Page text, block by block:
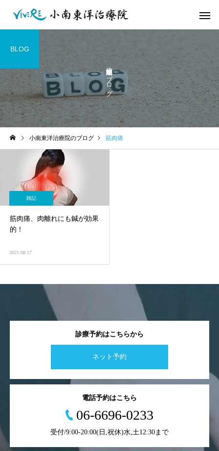
小南東洋治療院のブログ
BLOG
小南東洋治療院のブログ 筋肉痛
雑記
筋肉痛、肉離れにも鍼が効果
的！
2021.08.17
診療予約はこちらから
ネット予約
電話予約はこちら
06-6696-0233
受付/9:00-20:00(日,祝休)水,土12:30まで